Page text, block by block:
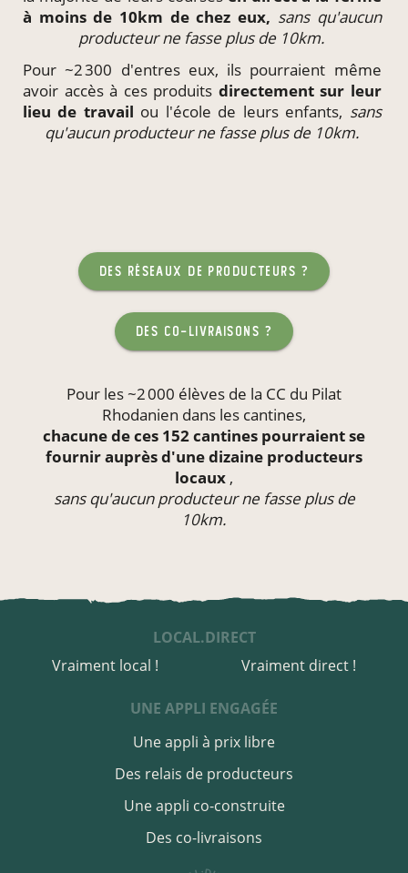
à moins de 10km de chez eux, sans qu'aucun
producteur ne fasse plus de 10km.
Pour ~2 300 d'entres eux, ils pourraient même
avoir accès à ces produits directementsur leur
lieu de travail ou l'école de leurs enfants, sans
qu'aucun producteur ne fasse plus de 10km.
des réseaux de producteurs ?
des co-livraisons ?
Pour les ~2 000 élèves de la CC du Pilat
Rhodanien dans les cantines,
chacune de ces 152 cantines pourraient se
fournir auprès d'une dizaine producteurs
locaux ,
sans qu'aucun producteur ne fasse plus de
10km.
LOCAL.DIRECT
Vraiment local !
Vraiment direct !
UNE APPLI ENGAGÉE
Une appli à prix libre
Des relais de producteurs
Des co-livraisons
Une appli co-construite